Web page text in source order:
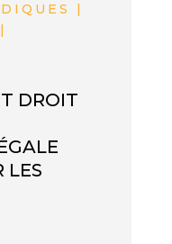
|
DROIT
LES